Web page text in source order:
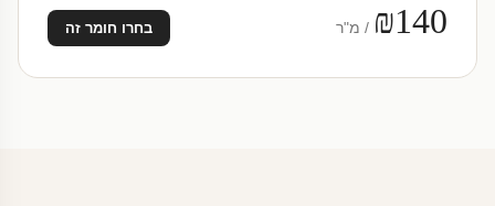
₪140 / מ"ר בחרו חומר זה